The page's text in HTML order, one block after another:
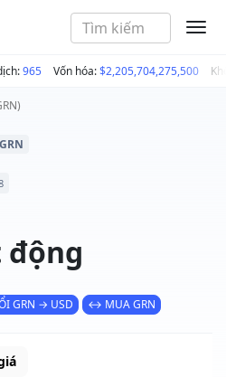
965 Vốn hóa:$2,205,704,275,500
GRN
động
GRN → USD ↔ MUA GRN